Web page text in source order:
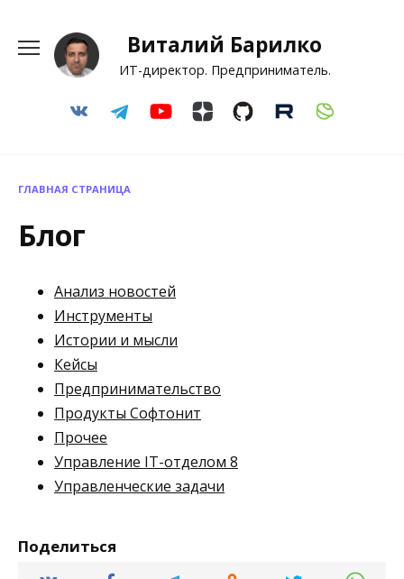
содержанию
Виталий Барилко
ИТ-директор. Предприниматель.
ГЛАВНАЯ СТРАНИЦА
Блог
Анализ новостей
Инструменты
Истории и мысли
Кейсы
Предпринимательство
Продукты Софтонит
Прочее
Управление IT-отделом 8
Управленческие задачи
Поделиться